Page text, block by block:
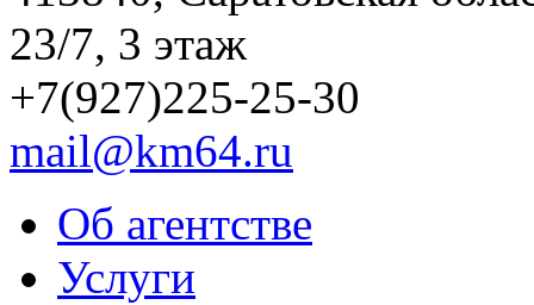
23/7, 3 этаж
+7(927)225-25-30
mail@km64.ru
Об агентстве
Услуги